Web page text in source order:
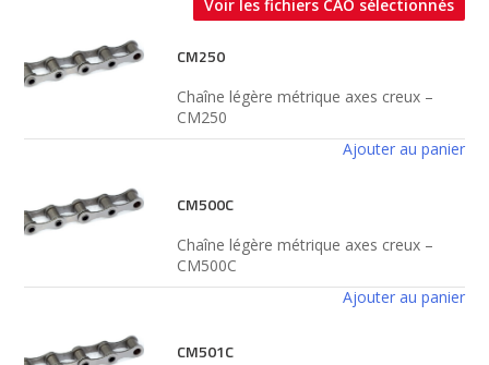
Voir les fichiers CAO sélectionnés
CM250
Chaîne légère métrique axes creux –
CM250
Ajouter au panier
CM500C
Chaîne légère métrique axes creux –
CM500C
Ajouter au panier
CM501C